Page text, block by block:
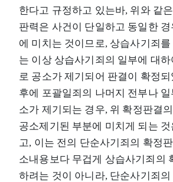
한다고 규정하고 있는바, 위와 같
판력은 사건이 단일하고 동일한 경
에 미치는 것이므로, 상습사기죄를
는 이상 상습사기죄의 일부에 대
로 공소가 제기되어 판결이 확정
후에 포괄일죄의 나머지 전부나
소가 제기되는 경우, 위 확정판결
공소제기된 부분에 미치게 되는 것
고, 이는 전의 단순사기죄의 확정
소내용보다 무겁게 상습사기죄의
하려는 것이 아니라, 단순사기죄의